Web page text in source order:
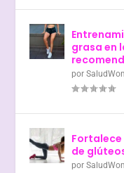
grasa en
por
de
por